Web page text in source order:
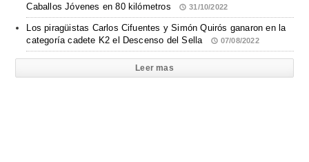
Caballos Jóvenes en 80 kilómetros
31/10/2022
Los piragüistas Carlos Cifuentes y Simón Quirós ganaron en la
categoría cadete K2 el Descenso del Sella
07/08/2022
Leer mas